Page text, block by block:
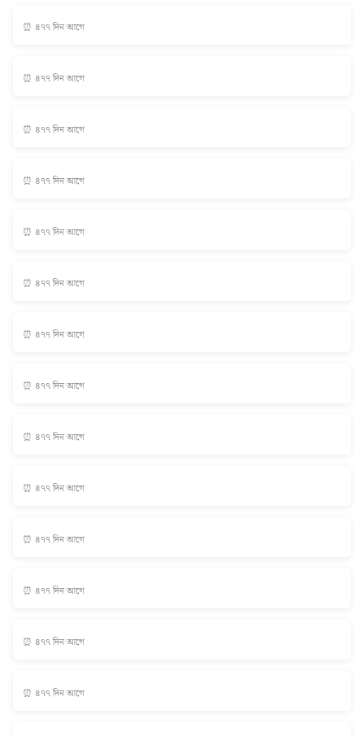
⏰ ৪৭৭ দিন আগে
⏰ ৪৭৭ দিন আগে
⏰ ৪৭৭ দিন আগে
⏰ ৪৭৭ দিন আগে
⏰ ৪৭৭ দিন আগে
⏰ ৪৭৭ দিন আগে
⏰ ৪৭৭ দিন আগে
⏰ ৪৭৭ দিন আগে
⏰ ৪৭৭ দিন আগে
⏰ ৪৭৭ দিন আগে
⏰ ৪৭৭ দিন আগে
⏰ ৪৭৭ দিন আগে
⏰ ৪৭৭ দিন আগে
⏰ ৪৭৭ দিন আগে